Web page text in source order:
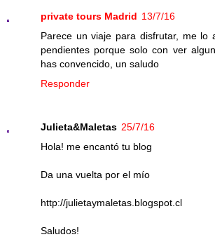
private tours Madrid 13/7/16
Parece un viaje para disfrutar, me lo
pendientes porque solo con ver
has convencido, un saludo
Responder
Julieta&Maletas 25/7/16
Hola! me encantó tu blog
Da una vuelta por el mío
http://julietaymaletas.blogspot.cl
Saludos!